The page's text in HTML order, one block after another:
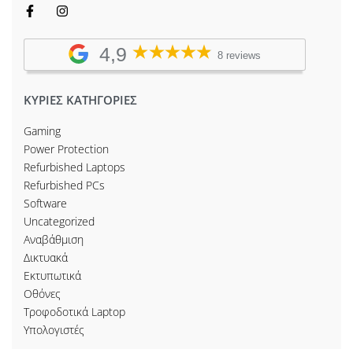
4,9 8 reviews
ΚΥΡΙΕΣ ΚΑΤΗΓΟΡΙΕΣ
Gaming
Power Protection
Refurbished Laptops
Refurbished PCs
Software
Uncategorized
Αναβάθμιση
Δικτυακά
Εκτυπωτικά
Οθόνες
Τροφοδοτικά Laptop
Υπολογιστές